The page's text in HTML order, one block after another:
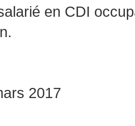
en CDI
2017